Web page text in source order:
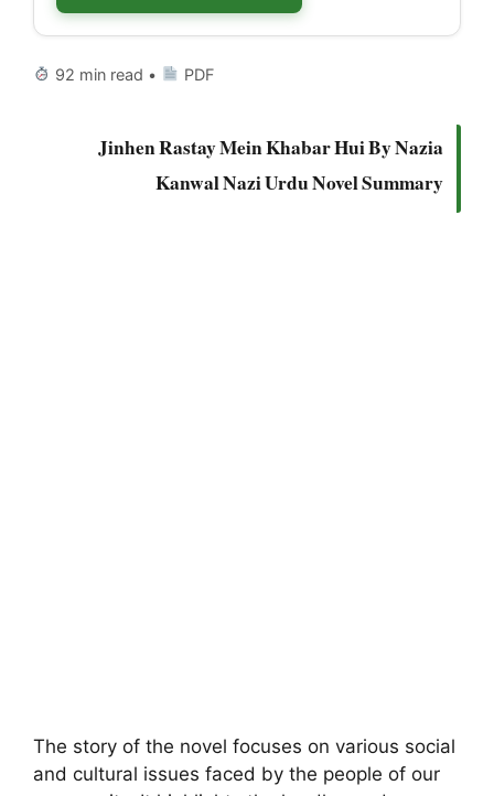
92 min read • PDF
Jinhen Rastay Mein Khabar Hui By Nazia
Kanwal Nazi Urdu Novel Summary
The story of the novel focuses on various social
and cultural issues faced by the people of our